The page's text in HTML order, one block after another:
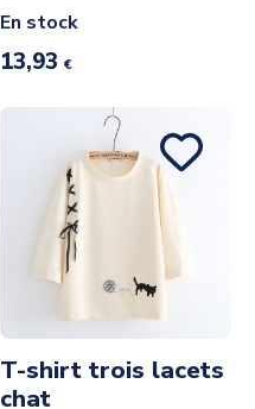
En stock
13,93 €
T-shirt trois lacets
chat